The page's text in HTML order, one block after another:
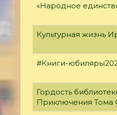
«Народное
Культурная жизнь
#Книги-
Гордость
Приключения Тома